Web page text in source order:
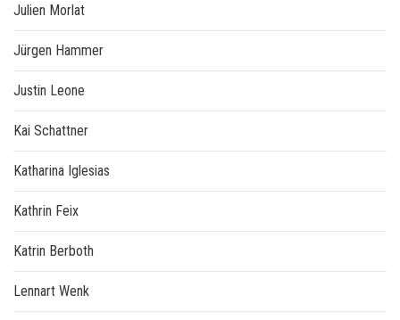
Julien Morlat
Jürgen Hammer
Justin Leone
Kai Schattner
Katharina Iglesias
Kathrin Feix
Katrin Berboth
Lennart Wenk